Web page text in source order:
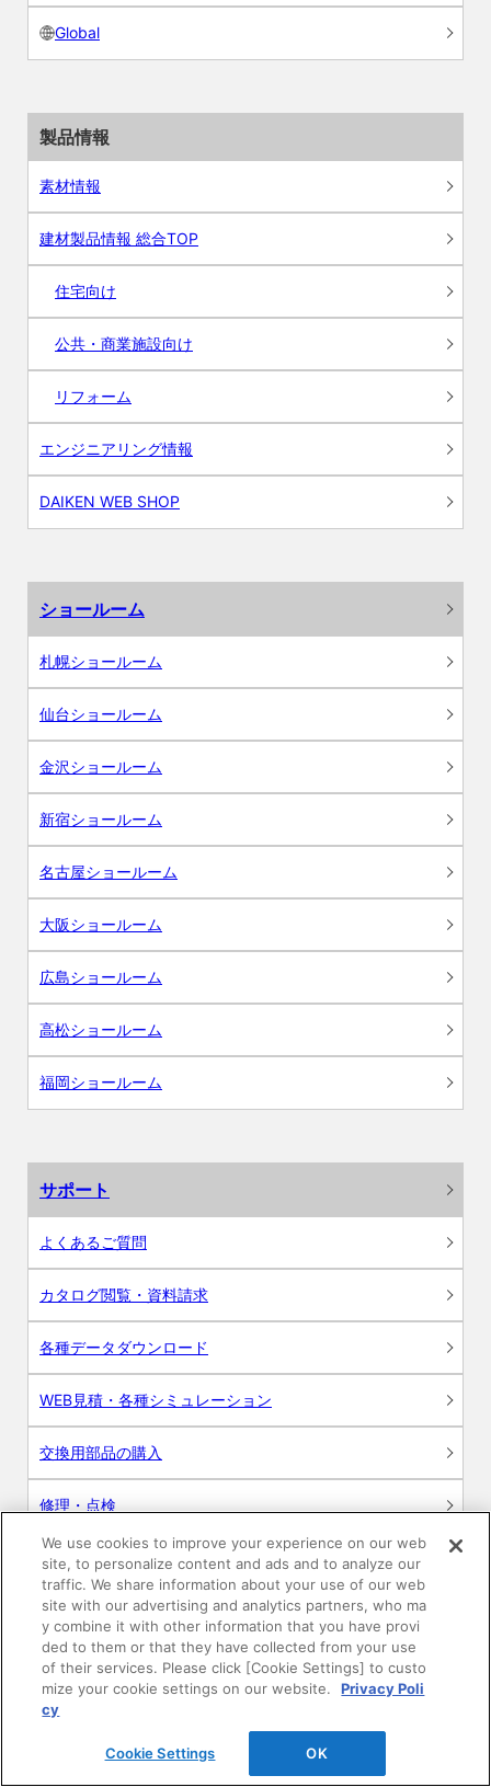
Global
製品情報
素材情報
建材製品情報 総合TOP
住宅向け
公共・商業施設向け
リフォーム
エンジニアリング情報
DAIKEN WEB SHOP
ショールーム
札幌ショールーム
仙台ショールーム
金沢ショールーム
新宿ショールーム
名古屋ショールーム
大阪ショールーム
広島ショールーム
高松ショールーム
福岡ショールーム
サポート
よくあるご質問
カタログ閲覧・資料請求
各種データダウンロード
WEB見積・各種シミュレーション
交換用部品の購入
修理・点検
お問い合わせ
ログイン
建築・設計関係者様向けサイト
ユーザー登録サービス
WEB見積システム
We use cookies to improve your experience on our web
site, to personalize content and ads and to analyze our
traffic. We share information about your use of our web
site with our advertising and analytics partners, who ma
y combine it with other information that you have provi
ded to them or that they have collected from your use
of their services. Please click [Cookie Settings] to custo
mize your cookie settings on our website.
Privacy Poli
cy
Cookie Settings OK